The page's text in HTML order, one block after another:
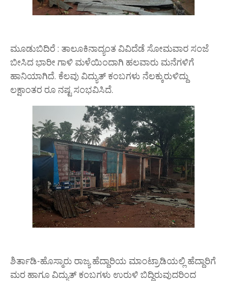
ಮೂಡುಬಿದಿರೆ : ತಾಲೂಕಿನಾದ್ಯಂತ ವಿವಿದೆಡೆ ಸೋಮವಾರ ಸಂಜೆ
ಬೀಸಿದ ಭಾರೀ ಗಾಳಿ ಮಳೆಯಿಂದಾಗಿ ಹಲವಾರು ಮನೆಗಳಿಗೆ
ಹಾನಿಯಾಗಿದೆ. ಕೆಲವು ವಿದ್ಯುತ್ ಕಂಬಗಳು ನೆಲಕ್ಕುರುಳಿದ್ದು
ಲಕ್ಷಾಂತರ ರೂ ನಷ್ಟ ಸಂಭವಿಸಿದೆ.
ಶಿರ್ತಾಡಿ-ಹೊಸ್ಮಾರು ರಾಜ್ಯ ಹೆದ್ದಾರಿಯ ಮಾಂಟ್ರಾಡಿಯಲ್ಲಿ ಹೆದ್ದಾರಿಗೆ
ಮರ ಹಾಗೂ ವಿದ್ಯುತ್ ಕಂಬಗಳು ಉರುಳಿ ಬಿದ್ದಿರುವುದರಿಂದ